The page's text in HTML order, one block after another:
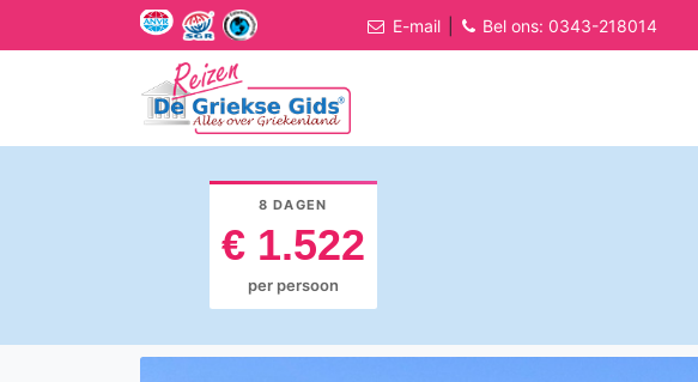
E-mail Bel ons: 0343-218014
8 DAGEN
€ 1.522
per persoon